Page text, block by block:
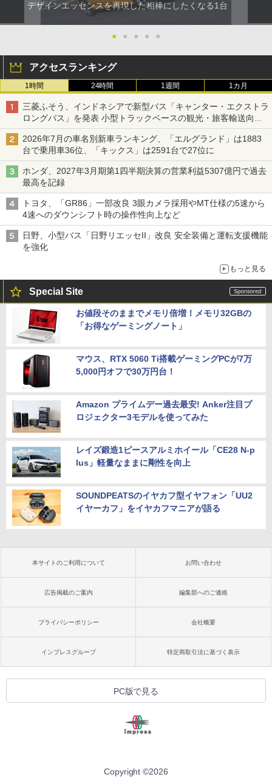
デザインエッセンスを再現した相棒にしたくなる1台
● ● ● ● ●
アクセスランキング
1時間 24時間 1週間 1カ月
三菱ふそう、インドネシアで新型バス「キャンター・エクストラ
ロングバス」を発表 小型トラックベースの観光・旅客輸送向け
バス
2026年7月の車名別新車ランキング、「エルグランド」は1883
台で乗用車36位、「キックス」は2591台で27位に
ホンダ、2027年3月期第1四半期決算の営業利益5307億円で過去
最高を記録
トヨタ、「GR86」一部改良 3眼カメラ採用やMT仕様の5速から
4速へのダウンシフト時の操作性向上など
日野、小型バス「日野リエッセII」改良 安全装備と運転支援機能
を強化
もっと見る
Special Site
お値段そのままでメモリ倍増！メモリ32GBの
「お得なゲーミングノート」
マウス、RTX 5060 Ti搭載ゲーミングPCが7万
5,000円オフで30万円台！
Amazon プライムデー過去最安! Anker注目プ
ロジェクター3モデルを使ってみた
レイズ鍛造1ピースアルミホイール「CE28 N-p
lus」軽量なままに剛性を向上
SOUNDPEATSのイヤカフ型イヤフォン「UU2
イヤーカフ」をイヤカフマニアが語る
本サイトのご利用について お問い合わせ
広告掲載のご案内 編集部へのご連絡
プライバシーポリシー 会社概要
インプレスグループ 特定商取引法に基づく表示
PC版で見る
Copyright ©2026